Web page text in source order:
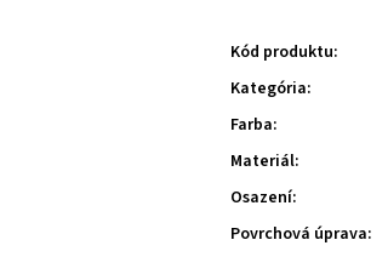
Kód produktu:
Kategória:
Farba:
Materiál:
Osazení:
Povrchová úprava: